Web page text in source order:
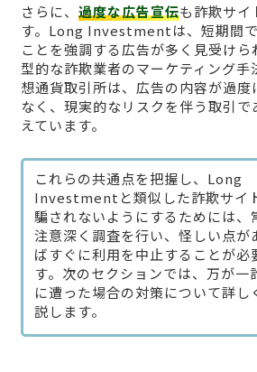
さらに、 過度な広告宣伝も詐欺サイ
す。Long Investmentは、短期間
ことを強調する広告が多く見受け
型的な詐欺業者のマーケティング手
想通貨取引所は、広告の内容が過度
なく、現実的なリスクを伴う取引
えています。
これらの共通点を把握し、Long
Investmentと類似した詐欺サイ
騙されないようにするためには、
注意深く調査を行い、怪しい点が
ばすぐに利用を中止することが必
す。次のセクションでは、万が一
に遭った場合の対策について詳し
説します。